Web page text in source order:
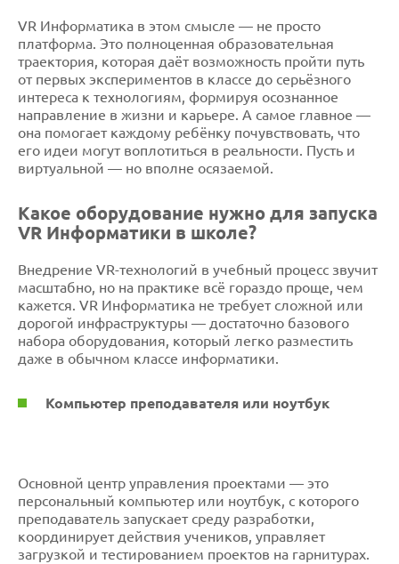
VR Информатика в этом смысле — не просто
платформа. Это полноценная образовательная
траектория, которая даёт возможность пройти путь
от первых экспериментов в классе до серьёзного
интереса к технологиям, формируя осознанное
направление в жизни и карьере. А самое главное —
она помогает каждому ребёнку почувствовать, что
его идеи могут воплотиться в реальности. Пусть и
виртуальной — но вполне осязаемой.
Какое оборудование нужно для запуска
VR Информатики в школе?
Внедрение VR-технологий в учебный процесс звучит
масштабно, но на практике всё гораздо проще, чем
кажется. VR Информатика не требует сложной или
дорогой инфраструктуры — достаточно базового
набора оборудования, который легко разместить
даже в обычном классе информатики.
Компьютер преподавателя или ноутбук
Основной центр управления проектами — это
персональный компьютер или ноутбук, с которого
преподаватель запускает среду разработки,
координирует действия учеников, управляет
загрузкой и тестированием проектов на гарнитурах.